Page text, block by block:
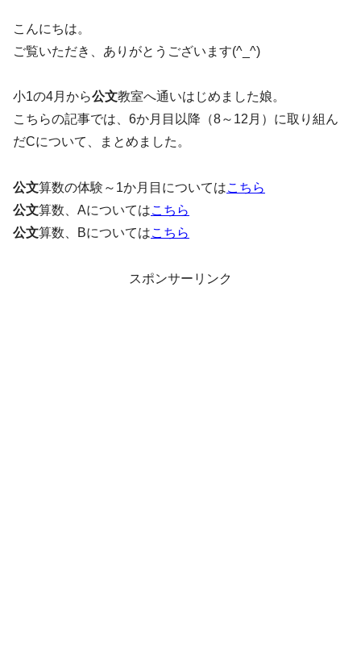
こんにちは。
ご覧いただき、ありがとうございます(^_^)
小1の4月から公文教室へ通いはじめました娘。
こちらの記事では、6か月目以降（8～12月）に取り組ん
だCについて、まとめました。
公文算数の体験～1か月目についてはこちら
公文算数、Aについてはこちら
公文算数、Bについてはこちら
スポンサーリンク